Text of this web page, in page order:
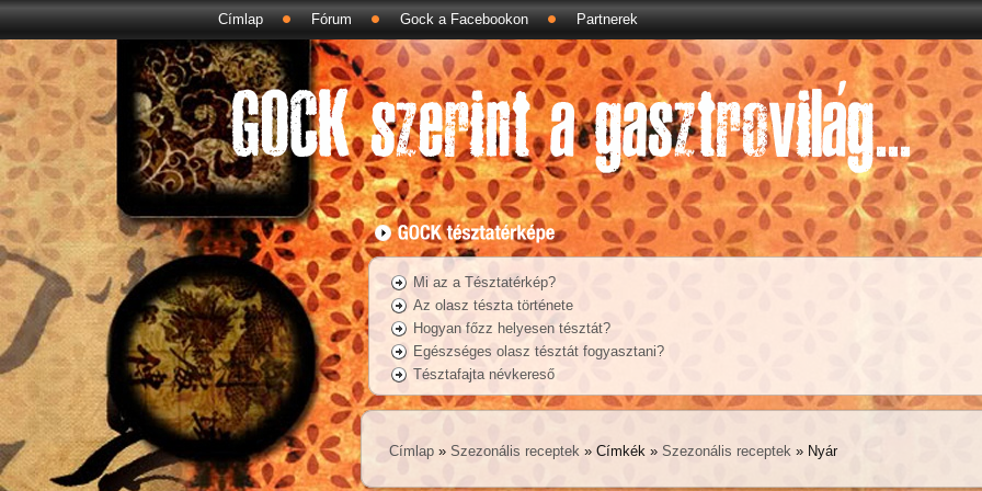
Címlap Fórum Gock a Facebookon Partnerek
Mi az a Tésztatérkép?
Az olasz tészta története
Hogyan főzz helyesen tésztát?
Egészséges olasz tésztát fogyasztani?
Tésztafajta névkereső
Címlap »Szezonális receptek » Címkék »Szezonális receptek » Nyár